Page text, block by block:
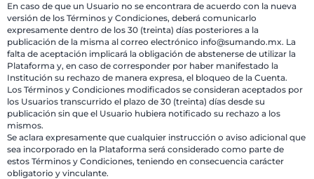
En caso de que un Usuario no se encontrara de acuerdo con la nueva
versión de los Términos y Condiciones, deberá comunicarlo
expresamente dentro de los 30 (treinta) días posteriores a la
publicación de la misma al correo electrónico info@sumando.mx. La
falta de aceptación implicará la obligación de abstenerse de utilizar la
Plataforma y, en caso de corresponder por haber manifestado la
Institución su rechazo de manera expresa, el bloqueo de la Cuenta.
Los Términos y Condiciones modificados se consideran aceptados por
los Usuarios transcurrido el plazo de 30 (treinta) días desde su
publicación sin que el Usuario hubiera notificado su rechazo a los
mismos.
Se aclara expresamente que cualquier instrucción o aviso adicional que
sea incorporado en la Plataforma será considerado como parte de
estos Términos y Condiciones, teniendo en consecuencia carácter
obligatorio y vinculante.